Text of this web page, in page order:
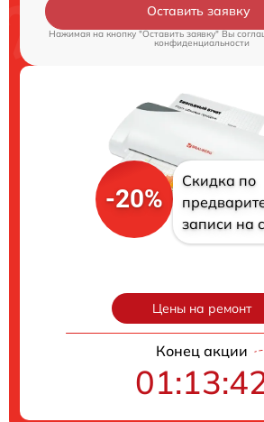
Оставить заявку
Нажимая на кнопку "Оставить заявку" Вы
конфиденциальности
-20%
Скидка по
записи на
Цены на ремонт
Конец акции